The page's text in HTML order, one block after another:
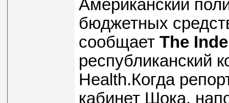
Американский
бюджетных
сообщает The
республиканский
Health.Когда
кабинет Шока,